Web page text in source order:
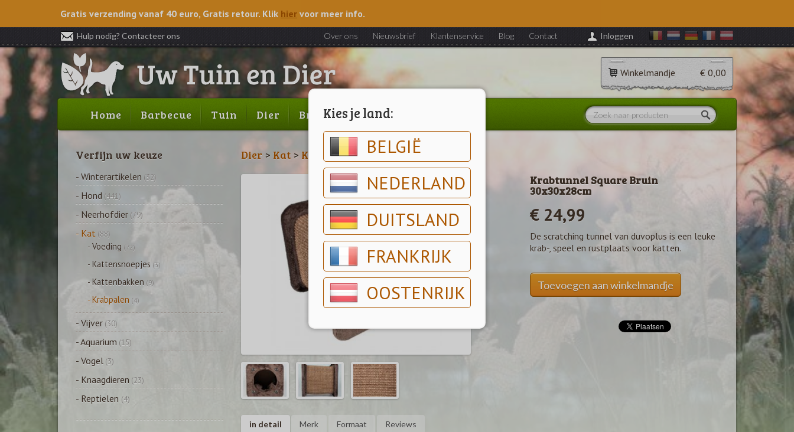
Kies je land:
BELGIË
NEDERLAND
DUITSLAND
FRANKRIJK
OOSTENRIJK
Gratis verzending vanaf 40 euro, Gratis retour. Klik hier voor meer info.
Hulp nodig? Contacteer ons Over ons Nieuwsbrief Klantenservice Blog Contact Inloggen
Winkelmandje € 0,00
Home Barbecue Tuin Dier Brood & gebak
Dier > Kat> Krabpalen
Krabtunnel Square Bruin
30x30x28cm
€ 24,99
De scratching tunnel van duvoplus is een leuke
krab-, speel en rustplaats voor katten.
Toevoegen aan winkelmandje
in detail Merk Formaat Reviews
Verfijn uw keuze
- Winterartikelen (32)
- Hond (441)
- Neerhofdier (79)
- Kat (88)
- Voeding (72)
- Kattensnoepjes (3)
- Kattenbakken (9)
- Krabpalen (4)
- Vijver (30)
- Aquarium (15)
- Vogel (3)
- Knaagdieren (23)
- Reptielen (4)